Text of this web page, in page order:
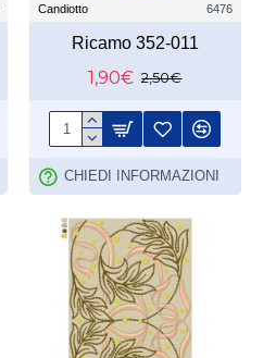
Candiotto 6476
Ricamo 352-011
1,90€ 2,50€
CHIEDI INFORMAZIONI